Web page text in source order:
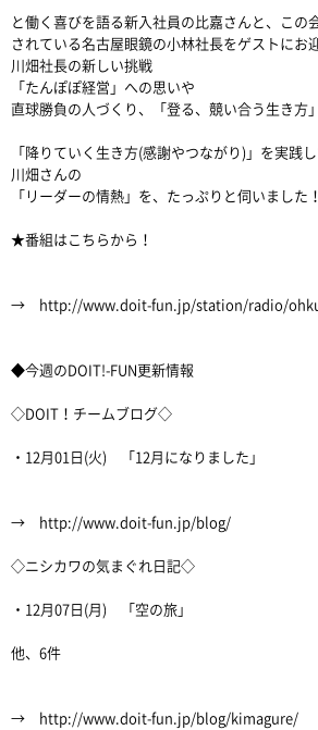
と働く喜びを語る新入社員の比嘉さんと、この
されている名古屋眼鏡の小林社長をゲストにお
川畑社長の新しい挑戦
「たんぽぽ経営」への思いや
直球勝負の人づくり、「登る、競い合う生き方
「降りていく生き方(感謝やつながり)」を実践
川畑さんの
「リーダーの情熱」を、たっぷりと伺いました！
★番組はこちらから！
→ http://www.doit-fun.jp/station/radio/
◆今週のDOIT!-FUN更新情報
◇DOIT！チームブログ◇
・12月01日(火) 「12月になりました」
→ http://www.doit-fun.jp/blog/
◇ニシカワの気まぐれ日記◇
・12月07日(月) 「空の旅」
他、6件
→ http://www.doit-fun.jp/blog/kimagure/